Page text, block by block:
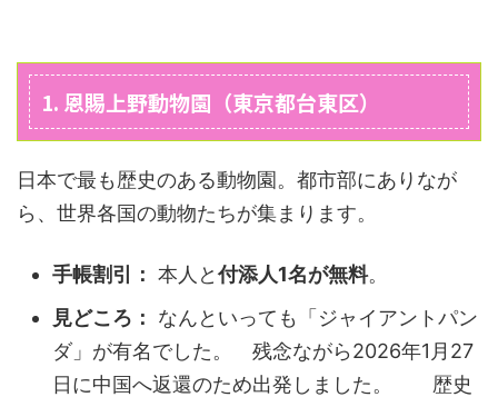
1. 恩賜上野動物園（東京都台東区）
日本で最も歴史のある動物園。都市部にありなが
ら、世界各国の動物たちが集まります。
手帳割引： 本人と付添人1名が無料。
見どころ：
なんといっても「ジャイアントパン
ダ」が有名でした。 残念ながら2026年1月27
日に中国へ返還のため出発しました。 歴史